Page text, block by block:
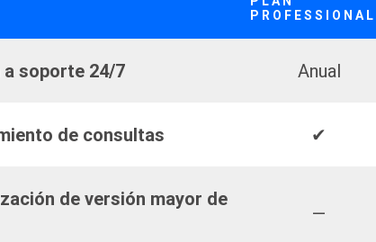
PROFESSIONAL
soporte 24/7 Anual
de consultas ✔
de versión mayor de
—